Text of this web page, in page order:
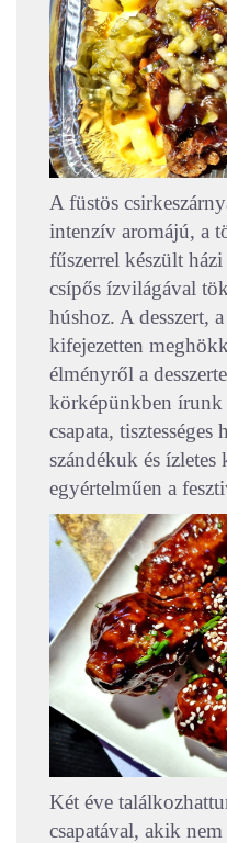
A füstös
intenzív aromájú, a
fűszerrel készült
csípős ízvilágával
húshoz. A desszert,
kifejezetten
élményről a
körképünkben
csapata,
szándékuk és
egyértelműen a
Két éve
csapatával, akik